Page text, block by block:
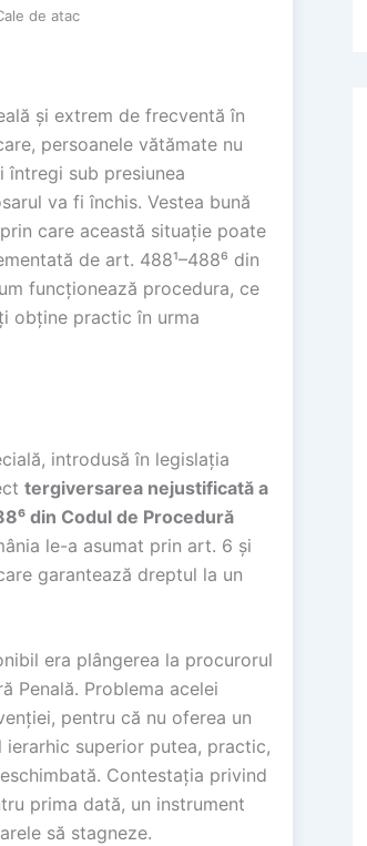
de atac
și extrem de frecventă în
persoanele vătămate nu
întregi sub presiunea
va fi închis. Vestea bună
care această situație poate
de art. 488¹–488⁶ din
funcționează procedura, ce
obține practic în urma
introdusă în legislația
tergiversarea nejustificată a
din Codul de Procedură
le-a asumat prin art. 6 și
garantează dreptul la un
era plângerea la procurorul
Penală. Problema acelei
pentru că nu oferea un
superior putea, practic,
Contestația privind
prima dată, un instrument
să stagneze.